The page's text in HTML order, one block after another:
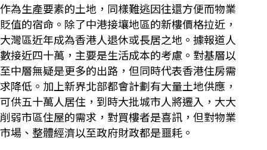
作為生產要素的土地，同樣難逃因往還方便而物業
貶值的宿命。除了中港接壤地區的新樓價格拉近，
大灣區近年成為香港人退休或長居之地。據報道人
數接近四十萬，主要是生活成本的考慮。對基層以
至中層無疑是更多的出路，但同時代表香港住房需
求降低。加上新界北部都會計劃有大量土地供應，
可供五十萬人居住，到時大批城市人將遷入，大大
削弱市區住屋的需求，對買樓者是喜訊，但對物業
市場、整體經濟以至政府財政都是噩耗。